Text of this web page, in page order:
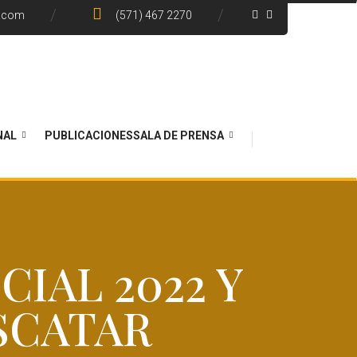
(571) 467 2270
PUBLICACIONESSALA DE PRENSA
2022 Y